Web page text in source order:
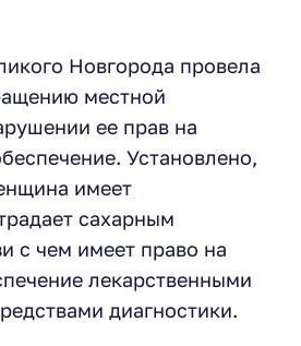
Новгорода провела
местной
ее прав на
Установлено,
имеет
сахарным
с чем имеет право на
лекарственными
диагностики.